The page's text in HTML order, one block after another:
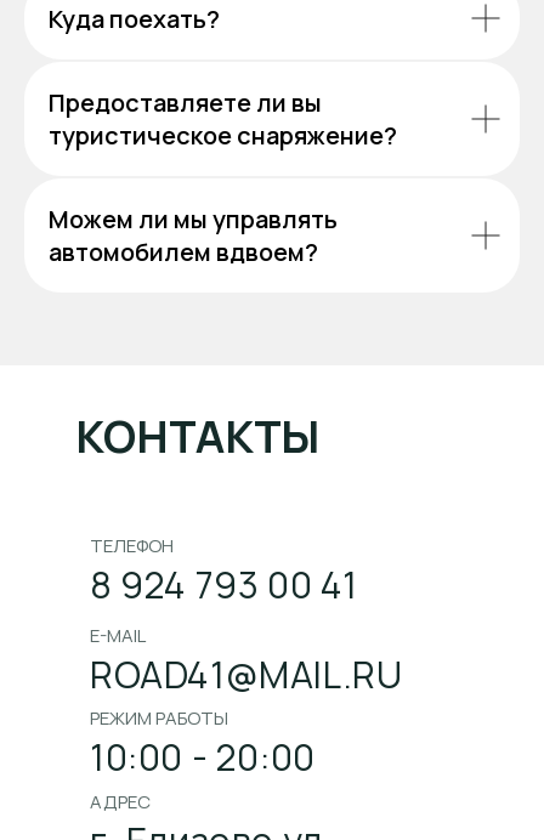
Куда поехать?
Предоставляете ли вы
туристическое снаряжение?
Можем ли мы управлять
автомобилем вдвоем?
8 924 793 00 41
ТЕЛЕФОН
10:00 - 20:00
РЕЖИМ РАБОТЫ
АДРЕС
КОНТАКТЫ
ROAD41@MAIL.RU
E-MAIL